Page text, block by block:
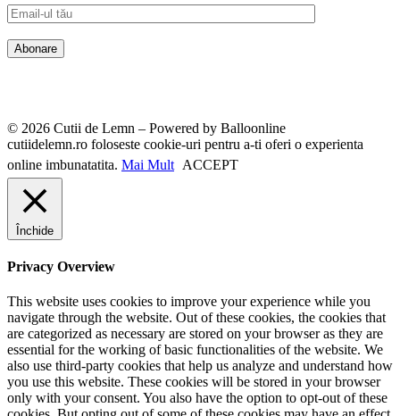
© 2026 Cutii de Lemn – Powered by Balloonline
cutiidelemn.ro foloseste cookie-uri pentru a-ti oferi o experienta
online imbunatatita. Mai Mult ACCEPT
Închide
Privacy Overview
This website uses cookies to improve your experience while you
navigate through the website. Out of these cookies, the cookies that
are categorized as necessary are stored on your browser as they are
essential for the working of basic functionalities of the website. We
also use third-party cookies that help us analyze and understand how
you use this website. These cookies will be stored in your browser
only with your consent. You also have the option to opt-out of these